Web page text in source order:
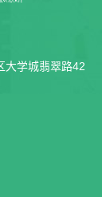
大学城翡翠路42